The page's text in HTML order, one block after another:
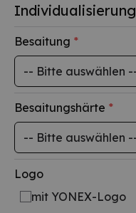
Individualisierung
Besaitung *
Besaitungshärte *
Logo
mit YONEX-Logo